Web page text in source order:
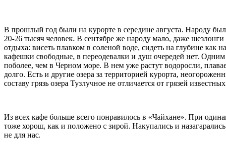
В прошлый год были на курорте в середине августа. Народу
20-26 тысяч человек. В сентябре же народу мало, даже
отдыха: висеть плавком в соленой воде, сидеть на глубине как
кафешки свободные, в переодевалки и душ очередей нет.
поболее, чем в Черном море. В нем уже растут водоросли,
долго. Есть и другие озера за территорией курорта,
составу грязь озера Тузлучное не отличается от грязей
Из всех кафе больше всего понравилось в «Чайхане». При
тоже хорош, как и положено с зирой. Накупались и
не для нас.